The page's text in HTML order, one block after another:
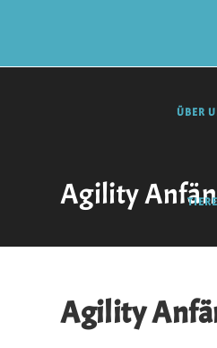
ÜBER
Agility
Agility